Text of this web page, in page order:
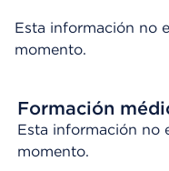
Esta información no
momento.
Formación
Esta información no
momento.